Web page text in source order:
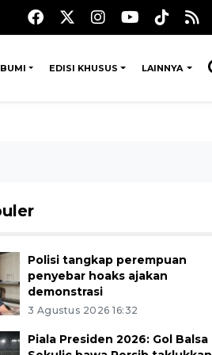
EDISI KHUSUS LAINNYA
Polisi tangkap perempuan
penyebar hoaks ajakan
demonstrasi
3 Agustus 2026 16:32
Piala Presiden 2026: Gol Balsa